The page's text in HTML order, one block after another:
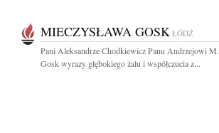
MIECZYSŁAWA GOSK ŁÓDŹ
Pani Aleksandrze Chodkiewicz Panu Andrzejowi M.
Gosk wyrazy głębokiego żalu i współczucia z...